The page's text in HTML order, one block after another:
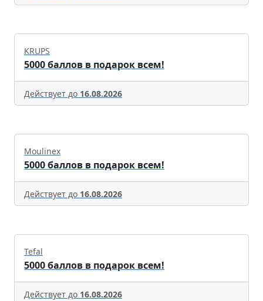
KRUPS
5000 баллов в подарок всем!
Действует до 16.08.2026
Moulinex
5000 баллов в подарок всем!
Действует до 16.08.2026
Tefal
5000 баллов в подарок всем!
Действует до 16.08.2026